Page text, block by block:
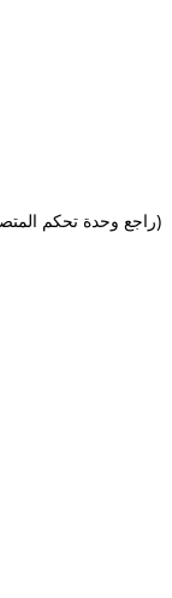
(راجع وحدة تحكم